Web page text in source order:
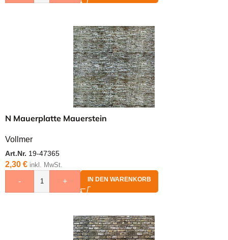
N Mauerplatte Mauerstein
Vollmer
Art.Nr. 19-47365
2,30 € inkl. MwSt.
- + IN DEN WARENKORB